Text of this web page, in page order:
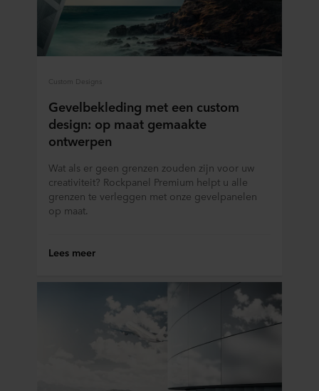
Custom Designs
Gevelbekleding met een custom
design: op maat gemaakte
ontwerpen
Wat als er geen grenzen zouden zijn voor uw
creativiteit? Rockpanel Premium helpt u alle
grenzen te verleggen met onze gevelpanelen
op maat.
Lees meer